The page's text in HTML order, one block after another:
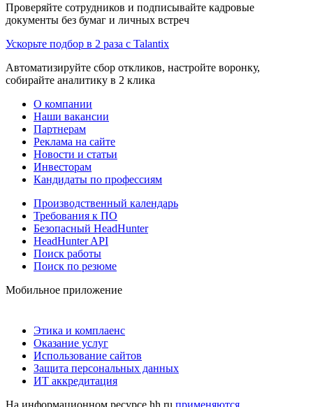
Проверяйте сотрудников и подписывайте кадровые
документы без бумаг и личных встреч
Ускорьте подбор в 2 раза с Talantix
Автоматизируйте сбор откликов, настройте воронку,
собирайте аналитику в 2 клика
О компании
Наши вакансии
Партнерам
Реклама на сайте
Новости и статьи
Инвесторам
Кандидаты по профессиям
Производственный календарь
Требования к ПО
Безопасный HeadHunter
HeadHunter API
Поиск работы
Поиск по резюме
Мобильное приложение
Этика и комплаенс
Оказание услуг
Использование сайтов
Защита персональных данных
ИТ аккредитация
На информационном ресурсе hh.ru применяются